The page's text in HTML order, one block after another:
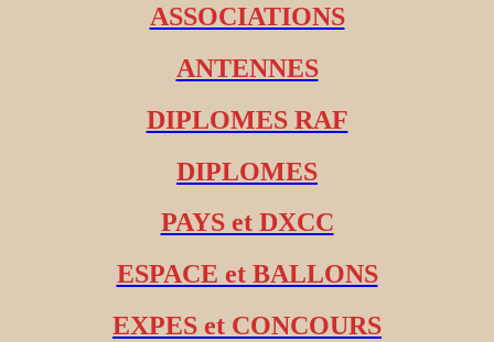
ASSOCIATIONS
ANTENNES
DIPLOMES RAF
DIPLOMES
PAYS et DXCC
ESPACE et BALLONS
EXPES et CONCOURS